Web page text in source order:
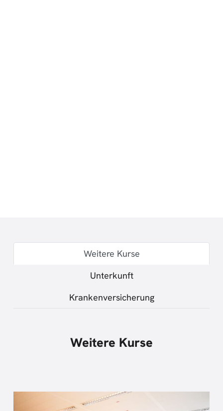
Weitere Kurse
Unterkunft
Krankenversicherung
Weitere Kurse